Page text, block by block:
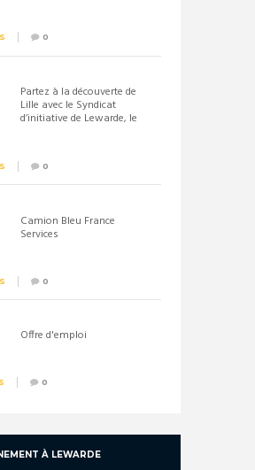
0
Partez à la découverte de
Lille avec le Syndicat
d’initiative de Lewarde, le
0
Camion Bleu France
Services
0
Offre d'emploi
0
À LEWARDE